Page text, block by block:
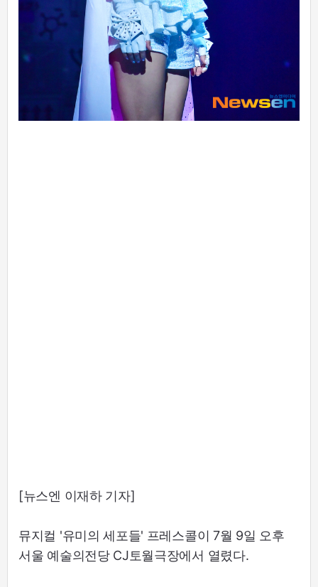
[뉴스엔 이재하 기자]
뮤지컬 '유미의 세포들' 프레스콜이 7월 9일 오후
서울 예술의전당 CJ토월극장에서 열렸다.